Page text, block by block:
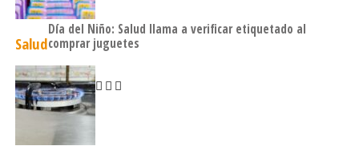
Salud
Día del Niño: Salud llama a verificar etiquetado al
comprar juguetes